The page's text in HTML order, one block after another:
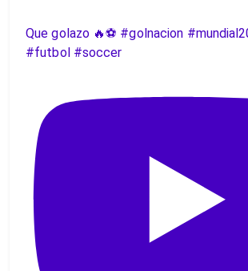
Que golazo 🔥⚽️ #golnacion
#futbol #soccer